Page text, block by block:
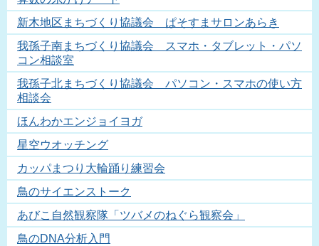
新木地区まちづくり協議会 ぱそすまサロンあらき
我孫子南まちづくり協議会 スマホ・タブレット・パソ
コン相談室
我孫子北まちづくり協議会 パソコン・スマホの使い方
相談会
ほんわかエンジョイヨガ
星空ウオッチング
カッパまつり大輪踊り練習会
鳥のサイエンストーク
あびこ自然観察隊「ツバメのねぐら観察会」
鳥のDNA分析入門